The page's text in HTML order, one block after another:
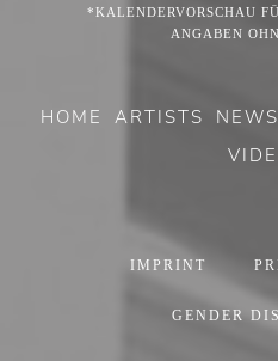
*KALENDERVORSCHAU
ANGABEN
HOME ARTISTS NEWS
IMPRINT
GENDER